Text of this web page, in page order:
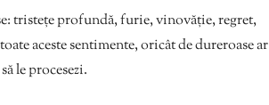
tristețe profundă, furie, vinovăție, regret,
aceste sentimente, oricât de dureroase ar
le procesezi.